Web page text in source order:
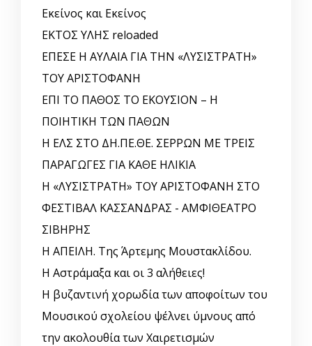
Εκείνος και Εκείνος
ΕΚΤΟΣ ΥΛΗΣ reloaded
ΕΠΕΣΕ Η ΑΥΛΑΙΑ ΓΙΑ ΤΗΝ «ΛΥΣΙΣΤΡΑΤΗ»
ΤΟΥ ΑΡΙΣΤΟΦΑΝΗ
ΕΠΙ ΤΟ ΠΑΘΟΣ ΤΟ ΕΚΟΥΣΙΟΝ – Η
ΠΟΙΗΤΙΚΗ ΤΩΝ ΠΑΘΩΝ
Η ΕΛΣ ΣΤΟ ΔΗ.ΠΕ.ΘΕ. ΣΕΡΡΩΝ ΜΕ ΤΡΕΙΣ
ΠΑΡΑΓΩΓΕΣ ΓΙΑ ΚΑΘΕ ΗΛΙΚΙΑ
Η «ΛΥΣΙΣΤΡΑΤΗ» ΤΟΥ ΑΡΙΣΤΟΦΑΝΗ ΣΤΟ
ΦΕΣΤΙΒΑΛ ΚΑΣΣΑΝΔΡΑΣ - ΑΜΦΙΘΕΑΤΡΟ
ΣΙΒΗΡΗΣ
Η ΑΠΕΙΛΗ. Της Άρτεμης Μουστακλίδου.
Η Αστράμαξα και οι 3 αλήθειες!
Η βυζαντινή χορωδία των αποφοίτων του
Μουσικού σχολείου ψέλνει ύμνους από
την ακολουθία των Χαιρετισμών